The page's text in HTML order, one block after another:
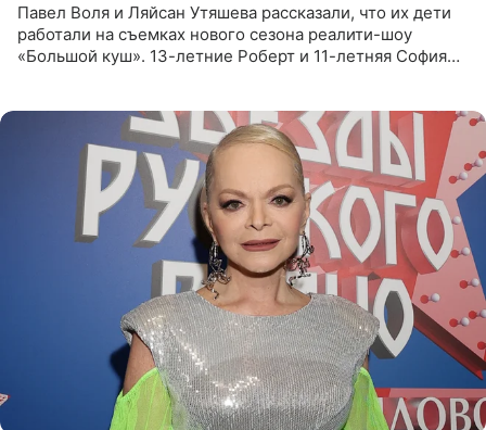
Павел Воля и Ляйсан Утяшева рассказали, что их дети
работали на съемках нового сезона реалити-шоу
«Большой куш». 13-летние Роберт и 11-летняя София